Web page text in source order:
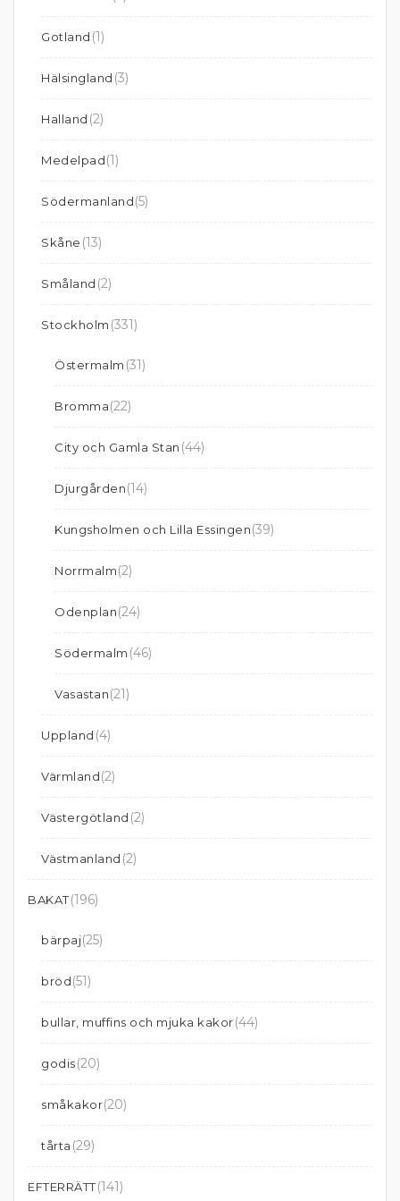
Gotland (1)
Hälsingland (3)
Halland (2)
Medelpad(1)
Södermanland(5)
Skåne (13)
Småland (2)
Stockholm (331)
Östermalm (31)
Bromma(22)
City och Gamla Stan (44)
Djurgården(14)
Kungsholmen och Lilla Essingen(39)
Norrmalm(2)
Odenplan(24)
Södermalm (46)
Vasastan(21)
Uppland (4)
Värmland(2)
Västergötland (2)
Västmanland (2)
BAKAT(196)
bärpaj(25)
bröd(51)
bullar, muffins och mjuka kakor(44)
godis(20)
småkakor(20)
tårta (29)
EFTERRÄTT(141)